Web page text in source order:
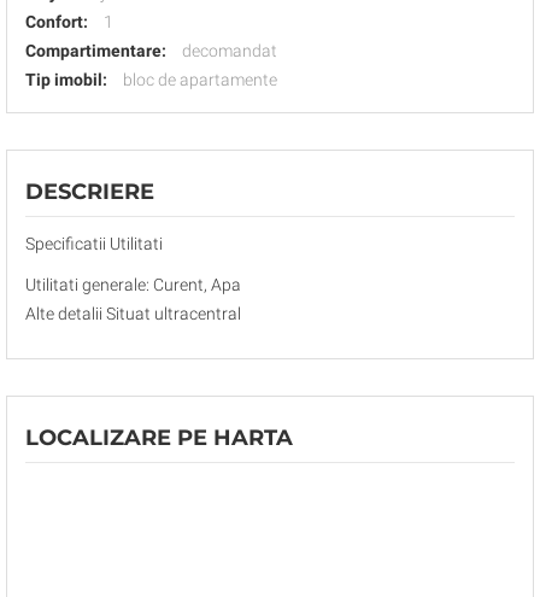
Confort:
1
Compartimentare:
decomandat
Tip imobil:
bloc de apartamente
DESCRIERE
Specificatii Utilitati
Utilitati generale: Curent, Apa
Alte detalii Situat ultracentral
LOCALIZARE PE HARTA